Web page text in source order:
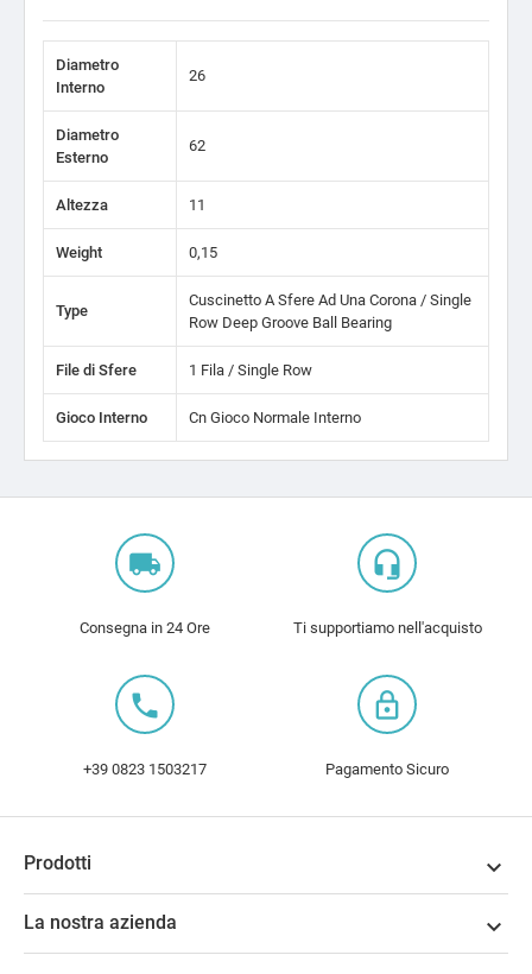
Diametro
Interno
26
Diametro
Esterno
62
Altezza 11
Weight 0,15
Type
Cuscinetto A Sfere Ad Una Corona / Single
Row Deep Groove Ball Bearing
File di Sfere 1 Fila / Single Row
Gioco Interno Cn Gioco Normale Interno
local_shipping
Consegna in 24 Ore
headset_mic
Ti supportiamo nell'acquisto
local_phone
+39 0823 1503217
lock_outline
Pagamento Sicuro
Prodotti 
La nostra azienda 